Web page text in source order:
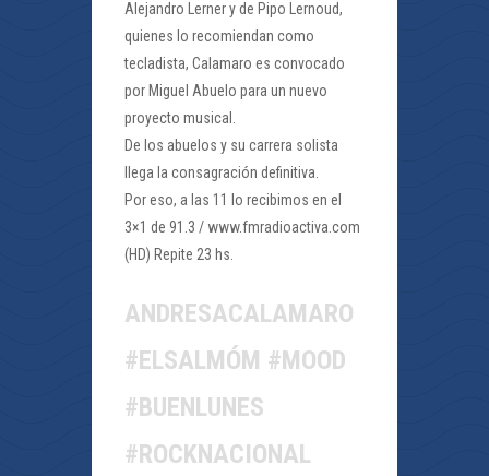
Alejandro Lerner y de Pipo Lernoud,
quienes lo recomiendan como
tecladista, Calamaro es convocado
por Miguel Abuelo para un nuevo
proyecto musical.
De los abuelos y su carrera solista
llega la consagración definitiva.
Por eso, a las 11 lo recibimos en el
3×1 de 91.3 / www.fmradioactiva.com
(HD) Repite 23 hs.
ANDRESACALAMARO
#ELSALMÓM #MOOD
#BUENLUNES
#ROCKNACIONAL